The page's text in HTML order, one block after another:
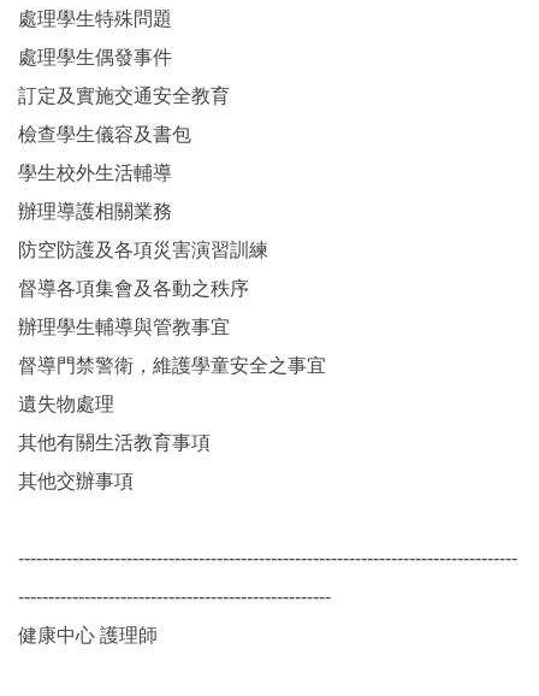
處理學生特殊問題
處理學生偶發事件
訂定及實施交通安全教育
檢查學生儀容及書包
學生校外生活輔導
辦理導護相關業務
防空防護及各項災害演習訓練
督導各項集會及各動之秩序
辦理學生輔導與管教事宜
督導門禁警衛，維護學童安全之事宜
遺失物處理
其他有關生活教育事項
其他交辦事項
-----------------------------------------------------------------------------------
----------------------------------------------------
健康中心 護理師